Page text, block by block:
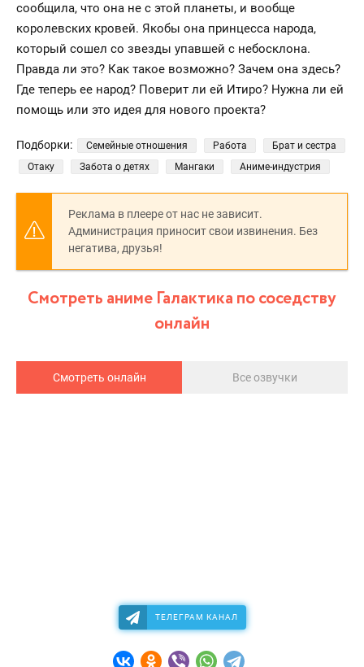
сообщила, что она не с этой планеты, и вообще
королевских кровей. Якобы она принцесса народа,
который сошел со звезды упавшей с небосклона.
Правда ли это? Как такое возможно? Зачем она здесь?
Где теперь ее народ? Поверит ли ей Итиро? Нужна ли ей
помощь или это идея для нового проекта?
Подборки: Семейные отношения Работа
Брат и сестра
Отаку
Забота о детях Мангаки Аниме-индустрия
Реклама в плеере от нас не зависит.
Администрация приносит свои извинения. Без
негатива, друзья!
Смотреть аниме Галактика по соседству
онлайн
Смотреть онлайн Все озвучки
ТЕЛЕГРАМ КАНАЛ